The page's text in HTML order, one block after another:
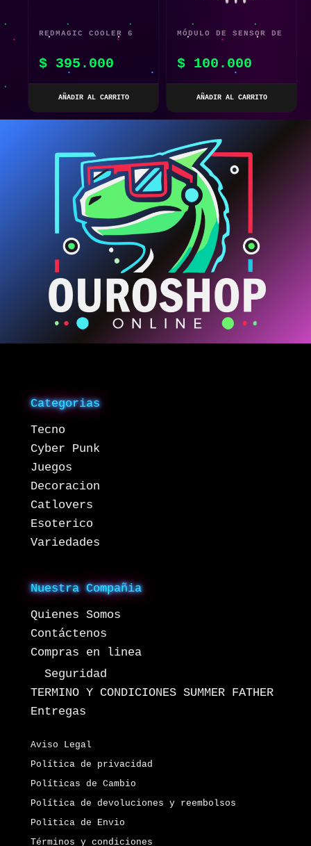
REDMAGIC COOLER 6
MAGNÉTICO PARA
$ 395.000
AÑADIR AL CARRITO
MÓDULO DE SENSOR DE
ANALÓGICO 3D PARA
$ 100.000
AÑADIR AL CARRITO
Categorias
Tecno
Cyber Punk
Juegos
Decoracion
Catlovers
Esoterico
Variedades
Nuestra Compañia
Quienes Somos
Contáctenos
Compras en linea
Seguridad
TERMINO Y CONDICIONES SUMMER FATHER
Entregas
Aviso Legal
Política de privacidad
Políticas de Cambio
Política de devoluciones y reembolsos
Politica de Envio
Términos y condiciones